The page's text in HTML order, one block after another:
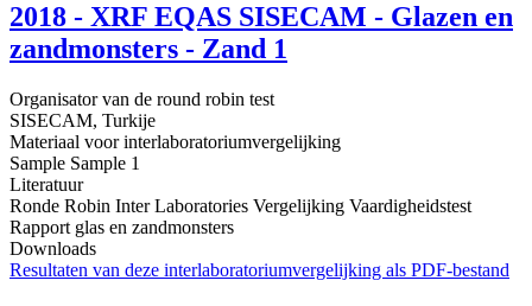
2018 - XRF EQAS SISECAM - Glazen en
zandmonsters - Zand 1
Organisator van de round robin test
SISECAM, Turkije
Materiaal voor interlaboratoriumvergelijking
Sample Sample 1
Literatuur
Ronde Robin Inter Laboratories Vergelijking Vaardigheidstest
Rapport glas en zandmonsters
Downloads
Resultaten van deze interlaboratoriumvergelijking als PDF-bestand